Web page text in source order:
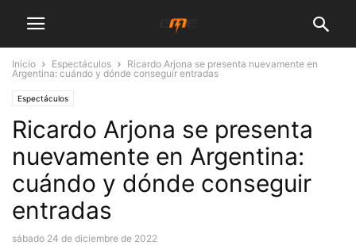
Inicio Espectáculos
Ricardo Arjona se presenta nuevamente en
Argentina: cuándo y dónde conseguir entradas
Espectáculos
Ricardo Arjona se presenta
nuevamente en Argentina:
cuándo y dónde conseguir
entradas
sábado 24 de diciembre de 2022